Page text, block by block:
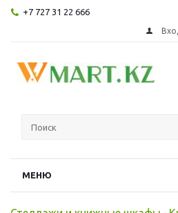
+7 727 31 22 666
МЕНЮ